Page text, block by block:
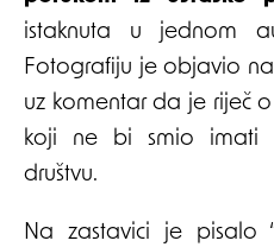
istaknuta u jednom
Fotografiju je objavio
uz komentar da je riječ
koji ne bi smio imati
društvu.
Na zastavici je pisalo